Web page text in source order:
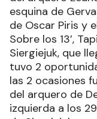
esquina de
de Oscar Piris y
Sobre los 13’,
Siergiejuk, que
tuvo 2
las 2 ocasiones
del arquero de
izquierda a los